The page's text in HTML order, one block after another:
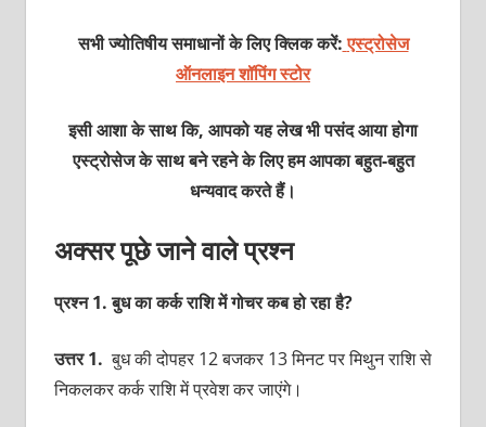
सभी ज्योतिषीय समाधानों के लिए क्लिक करें: एस्ट्रोसेज
ऑनलाइन शॉपिंग स्टोर
इसी आशा के साथ कि, आपको यह लेख भी पसंद आया होगा
एस्ट्रोसेज के साथ बने रहने के लिए हम आपका बहुत-बहुत
धन्यवाद करते हैं।
अक्सर पूछे जाने वाले प्रश्न
प्रश्न 1. बुध का कर्क राशि में गोचर कब हो रहा है?
उत्तर 1. बुध की दोपहर 12 बजकर 13 मिनट पर मिथुन राशि से
निकलकर कर्क राशि में प्रवेश कर जाएंगे।